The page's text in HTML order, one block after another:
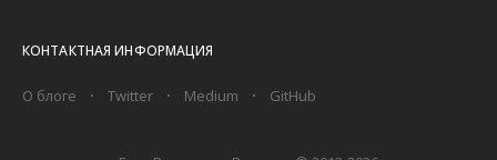
КОНТАКТНАЯ ИНФОРМАЦИЯ
О блоге Twitter Medium GitHub